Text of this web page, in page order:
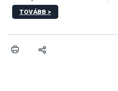
engedélyokiratát módosította, így
egészen a vesszőérettség (BBCH
érésű szőlőkben is legyen
felhasználók számára is elérhető
TOVÁBB >